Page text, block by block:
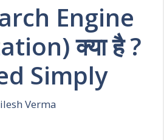
Engine
क्या है ?
Simply
Verma